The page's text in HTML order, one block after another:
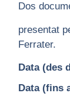
Dos
presentat
Ferrater.
Data (des
Data (fins